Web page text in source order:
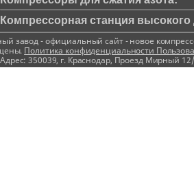
Компрессорная станция
завод - официальный сайт - новое
Политика конфиденциальности
350039, г. Краснодар, Проезд Мирный